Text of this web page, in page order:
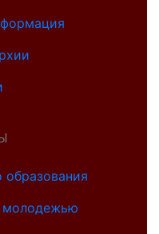
образования
молодежью